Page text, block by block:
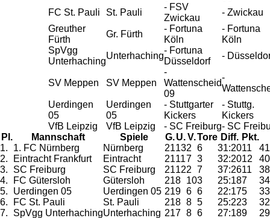
FC St. Pauli
St. Pauli
- FSV
Zwickau
- Zwickau
Greuther
Fürth
Gr. Fürth
- Fortuna
Köln
- Fortuna
Köln
SpVgg
Unterhaching
Unterhaching
- Fortuna
Düsseldorf
-
SV Meppen SV Meppen
-
Wattenscheid
09
-
Uerdingen
05
Uerdingen
05
- Stuttgarter
Kickers
- Stuttg.
Kickers
VfB Leipzig
VfB Leipzig - SC Freiburg- SC
Pl.
Mannschaft Spiele G.U.V.Tore Diff. Pkt.
1.
1. FC Nürnberg Nürnberg 21132 6 31:2011
41
2.
Eintracht Frankfurt Eintracht 21117 3 32:2012
40
3.
SC Freiburg SC Freiburg 21122 7 37:2611
38
4.
FC Gütersloh Gütersloh 218 103 25:187
34
5.
Uerdingen 05 Uerdingen 05 219 6 6 22:175
33
6.
FC St. Pauli St. Pauli 218 8 5 25:223
32
7.
SpVgg UnterhachingUnterhaching 217 8 6 27:189 29